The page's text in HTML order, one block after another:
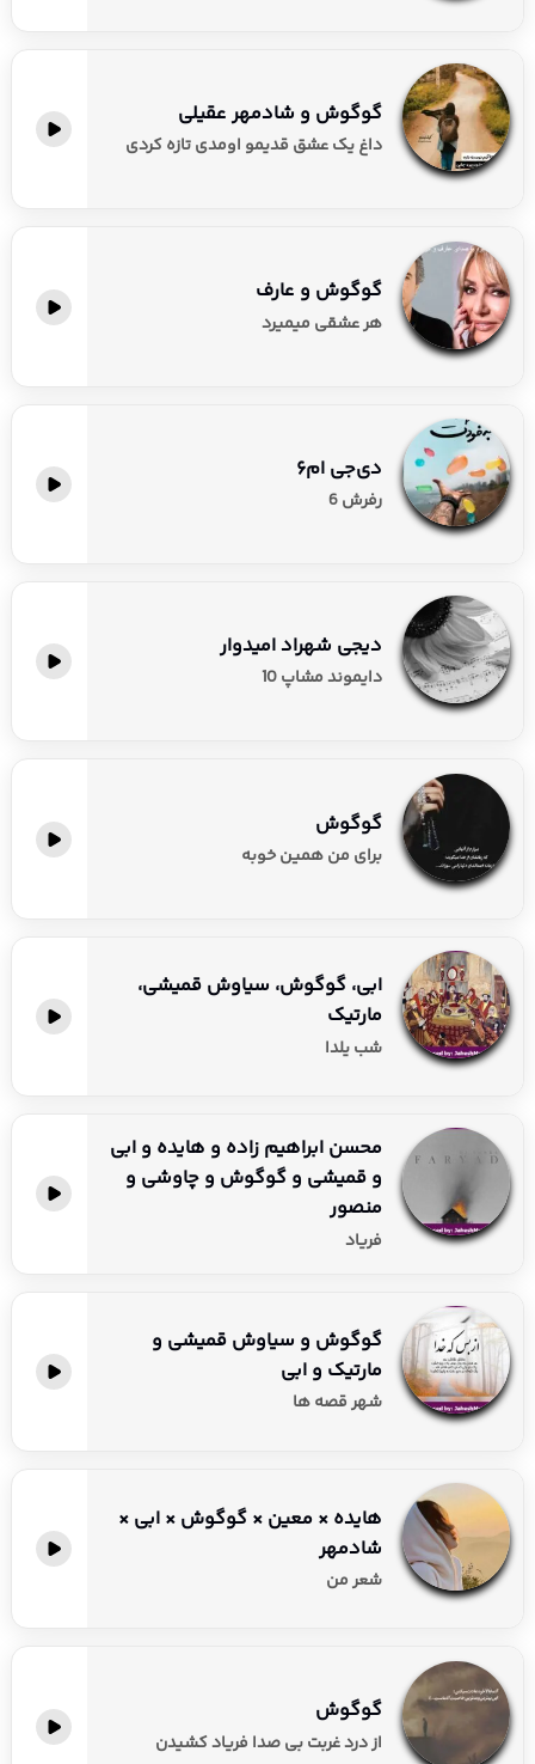
گوگوش و شادمهر عقیلی
داغ یک عشق قدیمو اومدی تازه کردی
گوگوش و عارف
هر عشقی میمیرد
دی‌جی ام۶
رفرش 6
دیجی شهراد امیدوار
دایموند مشاپ 10
گوگوش
برای من همین خوبه
ابی، گوگوش، سیاوش قمیشی،
مارتیک
شب یلدا
محسن ابراهیم زاده و هایده و ابی
و قمیشی و گوگوش و چاوشی و
منصور
فریاد
گوگوش و سیاوش قمیشی و
مارتیک و ابی
شهر قصه ها
هایده × معین × گوگوش × ابی ×
شادمهر
شعر من
گوگوش
از درد غربت بی صدا فریاد کشیدن